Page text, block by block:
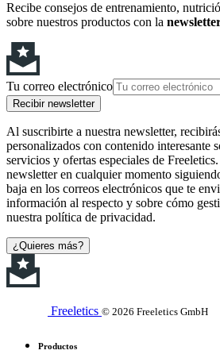
Recibe consejos de entrenamiento,
sobre nuestros productos con la
Tu correo electrónico
Recibir newsletter
Al suscribirte a nuestra newsletter,
personalizados con contenido interesante
servicios y ofertas especiales de
newsletter en cualquier momento
baja en los correos electrónicos que te
información al respecto y sobre cómo
nuestra política de privacidad.
¿Quieres más?
Freeletics © 2026 Freeletics GmbH
Productos